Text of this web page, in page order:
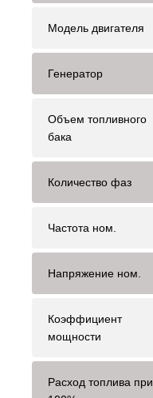
Модель двигателя
Генератор
Объем топливного
бака
Количество фаз
Частота ном.
Напряжение ном.
Коэффициент
мощности
Расход топлива при